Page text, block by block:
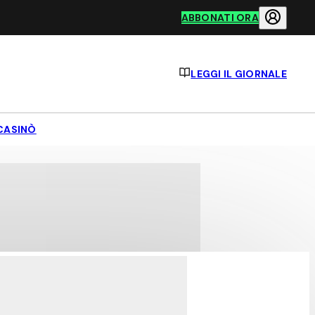
ABBONATI ORA
LEGGI IL GIORNALE